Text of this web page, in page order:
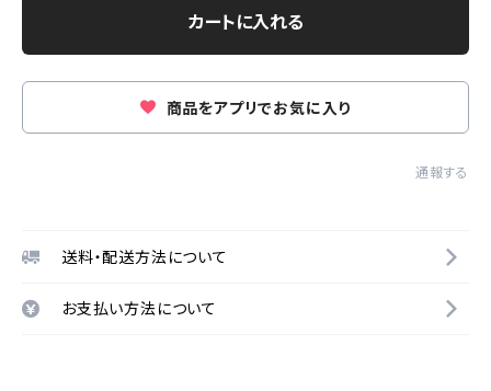
カートに入れる
商品をアプリでお気に入り
通報する
送料・配送方法について
お支払い方法について